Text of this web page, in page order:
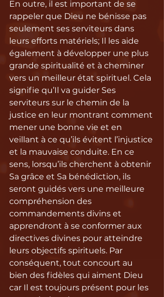
En outre, il est important de se
rappeler que Dieu ne bénisse pas
seulement ses serviteurs dans
leurs efforts matériels; Il les aide
également à développer une plus
grande spiritualité et à cheminer
vers un meilleur état spirituel. Cela
signifie qu’Il va guider Ses
serviteurs sur le chemin de la
justice en leur montrant comment
mener une bonne vie et en
veillant à ce qu’ils évitent l’injustice
et la mauvaise conduite. En ce
sens, lorsqu’ils cherchent à obtenir
Sa grâce et Sa bénédiction, ils
seront guidés vers une meilleure
compréhension des
commandements divins et
apprendront à se conformer aux
directives divines pour atteindre
leurs objectifs spirituels. Par
conséquent, tout concourt au
bien des fidèles qui aiment Dieu
car Il est toujours présent pour les